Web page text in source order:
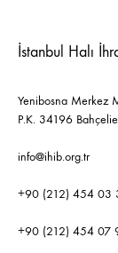
İstanbul Halı
Yenibosna Merkez
P.K. 34196
info@ihib.org.tr
+90 (212) 454 03
+90 (212) 454 07